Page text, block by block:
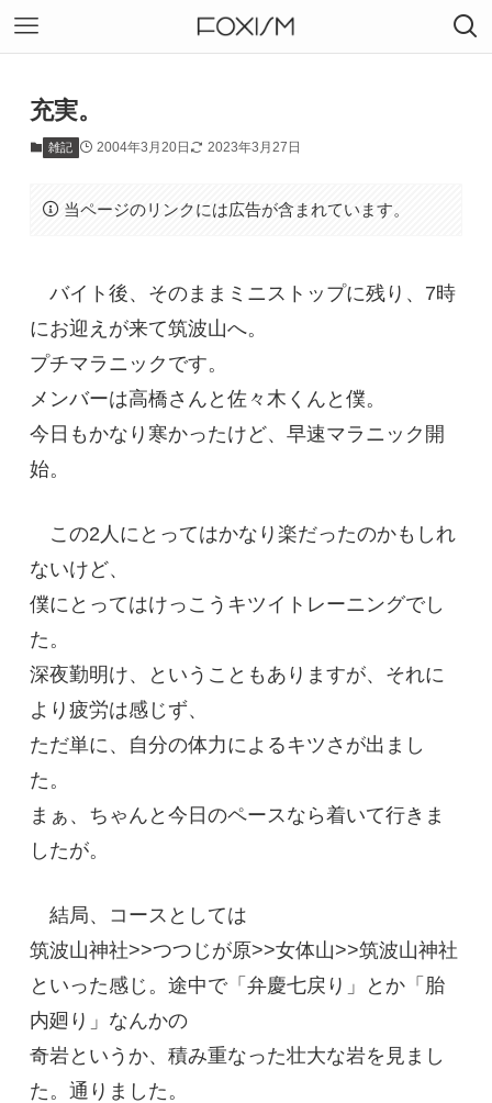
充実。
雑記 2004年3月20日 2023年3月27日
当ページのリンクには広告が含まれています。
バイト後、そのままミニストップに残り、7時
にお迎えが来て筑波山へ。
プチマラニックです。
メンバーは高橋さんと佐々木くんと僕。
今日もかなり寒かったけど、早速マラニック開
始。
この2人にとってはかなり楽だったのかもしれ
ないけど、
僕にとってはけっこうキツイトレーニングでし
た。
深夜勤明け、ということもありますが、それに
より疲労は感じず、
ただ単に、自分の体力によるキツさが出まし
た。
まぁ、ちゃんと今日のペースなら着いて行きま
したが。
結局、コースとしては
筑波山神社>>つつじが原>>女体山>>筑波山神社
といった感じ。途中で「弁慶七戻り」とか「胎
内廻り」なんかの
奇岩というか、積み重なった壮大な岩を見まし
た。通りました。